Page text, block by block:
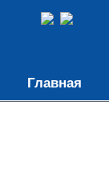
Главная